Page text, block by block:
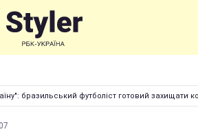
бразильський футболіст готовий захищати